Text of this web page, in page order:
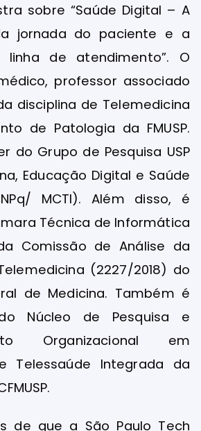
sobre “Saúde Digital – A
jornada do paciente e a
linha de atendimento”. O
professor associado
disciplina de Telemedicina
de Patologia da FMUSP.
do Grupo de Pesquisa USP
Educação Digital e Saúde
MCTI). Além disso, é
Técnica de Informática
Comissão de Análise da
(2227/2018) do
de Medicina. Também é
Núcleo de Pesquisa e
Organizacional em
Telessaúde Integrada da
de que a São Paulo Tech